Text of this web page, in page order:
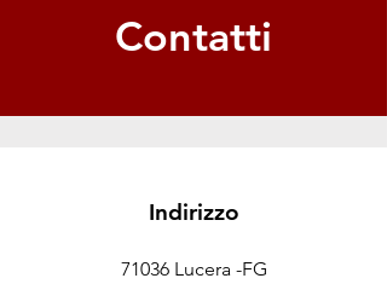
Contatti
Indirizzo
71036 Lucera -FG